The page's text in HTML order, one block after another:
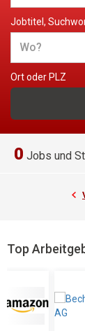
Jobtitel,
Ort oder PLZ
0 Jobs und
Top